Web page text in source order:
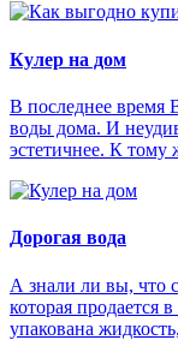
Кулер на дом
В последнее время
воды дома. И
эстетичнее. К
Дорогая вода
А знали ли вы, что
которая продается
упакована